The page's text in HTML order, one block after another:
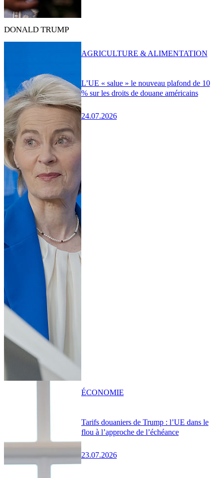
DONALD TRUMP
L’UE « salue » le nouveau plafond de 10
% sur les droits de douane américains
24.07.2026
AGRICULTURE & ALIMENTATION
Tarifs douaniers de Trump : l’UE dans le
flou à l’approche de l’échéance
23.07.2026
ÉCONOMIE